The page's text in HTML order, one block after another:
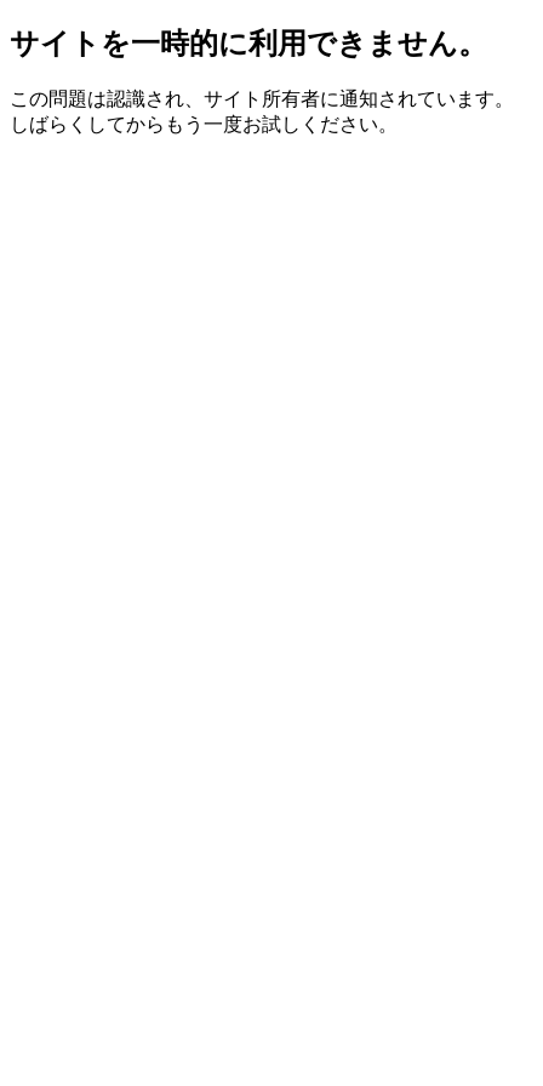
サイトを一時的に利用できません。
この問題は認識され、サイト所有者に通知されています。
しばらくしてからもう一度お試しください。